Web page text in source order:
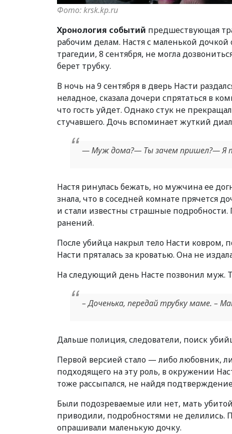
Фото: krsk.kp.ru
Хронология событий предшествующая
рабочим делам. Настя с маленькой
трагедии, 8 сентября, не могла
берет трубку.
В ночь на 9 сентября в дверь Насти
неладное, сказала дочери спрятаться в
что гость уйдет. Однако стук не
стучавшего. Дочь вспоминает жуткий
— Муж дома?— Ты зачем пришел?— Я
Настя ринулась бежать, но мужчина ее
знала, что в соседней комнате прячется
и стали известны страшные
ранений.
После убийца накрыл тело Насти ковром,
Насти пряталась за кроватью. Она не
На следующий день Насте позвонил муж.
– Доченька, передай трубку маме. –
Дальше полиция, следователи, поиск
Первой версией стало — либо любовник,
подходящего на эту роль, в окружении
тоже рассыпался, не найдя
Были подозреваемые или нет, мать
приводили, подробностями не делились.
опрашивали маленькую дочку.